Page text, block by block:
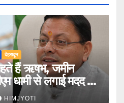
देहरादून
हैं ऋषभ, जमीन
धामी से लगाई मदद की
HIMJYOTI